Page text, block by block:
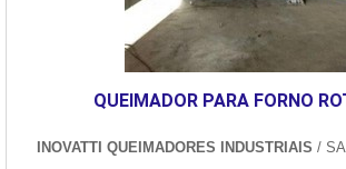
QUEIMADOR PARA FORNO
INOVATTI QUEIMADORES INDUSTRIAIS /